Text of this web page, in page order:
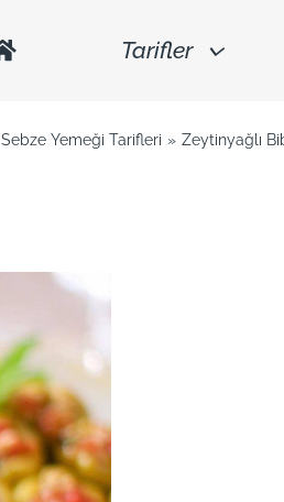
Tarifler
Sebze Yemeği Tarifleri Zeytinyağlı